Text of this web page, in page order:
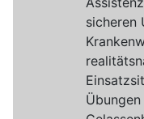
sicheren